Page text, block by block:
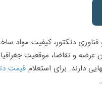
دتکتور، کیفیت مواد
عرضه و تقاضا، موقعیت
دارند. برای استعلام قیمت